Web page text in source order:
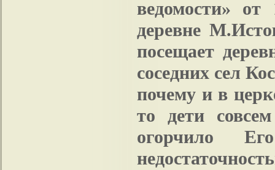
ведомости»
деревне
посещает
соседних сел
почему и в
то дети
огорчило